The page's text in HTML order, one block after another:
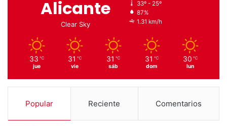
Alicante
Clear Sky
33º - 25º
87%
1.31 km/h
33 ℃
jue
31 ℃
vie
31 ℃
sáb
31 ℃
dom
30 ℃
lun
Popular Reciente Comentarios